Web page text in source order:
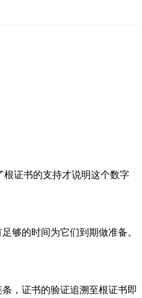
根证书的支持才说明这个数字
够的时间为它们到期做准备。
，证书的验证追溯至根证书即